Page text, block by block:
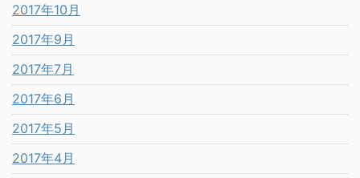
2017年10月
2017年9月
2017年7月
2017年6月
2017年5月
2017年4月